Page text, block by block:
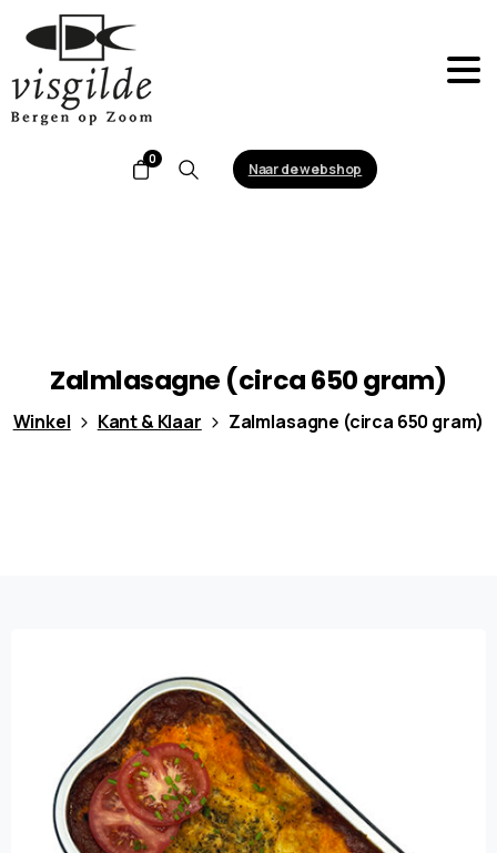
0
Search
Naar de webshop
Zalmlasagne (circa650gram)
Winkel Kant & Klaar Zalmlasagne (circa 650 gram)